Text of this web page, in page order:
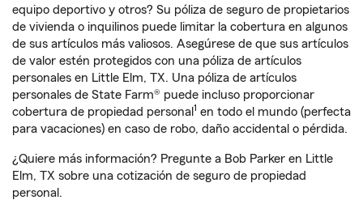
equipo deportivo y otros? Su póliza de seguro de propietarios
de vivienda o inquilinos puede limitar la cobertura en algunos
de sus artículos más valiosos. Asegúrese de que sus artículos
de valor estén protegidos con una póliza de artículos
personales en Little Elm, TX. Una póliza de artículos
personales de State Farm® puede incluso proporcionar
cobertura de propiedad personal 1 en todo el mundo (perfecta
para vacaciones) en caso de robo, daño accidental o pérdida.
¿Quiere más información? Pregunte a Bob Parker en Little
Elm, TX sobre una cotización de seguro de propiedad
personal.